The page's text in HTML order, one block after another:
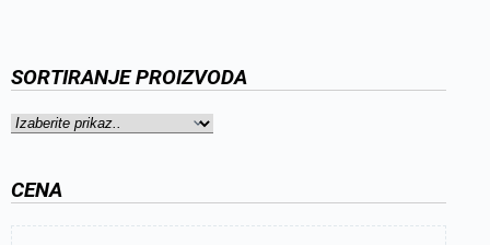
SORTIRANJE PROIZVODA
CENA